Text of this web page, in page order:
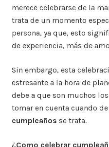
merece celebrarse de la
trata de un momento
persona, ya que, esto
de experiencia, más de
Sin embargo, esta
estresante a la hora de
debe a que son muchos
tomar en cuenta cuando de
cumpleaños se trata.
¿Como celebrar